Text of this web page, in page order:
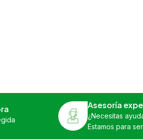
Asesoría
¿Necesitas
Estamos para